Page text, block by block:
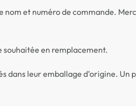
nom et numéro de commande.
souhaitée en remplacement.
dans leur emballage d’origine. Un